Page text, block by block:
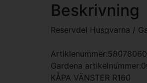
Beskrivning
Reservdel Husqvarna /
Gardena
KÅPA VÄNSTER R160